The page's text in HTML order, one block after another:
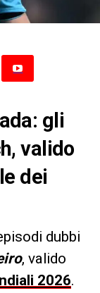
gli
valido
dei
dubbi
, valido
2026.